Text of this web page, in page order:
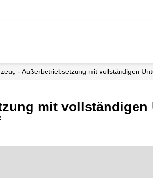
- Außerbetriebsetzung mit vollständigen
mit vollständigen